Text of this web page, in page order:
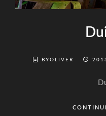
BYOLIVER